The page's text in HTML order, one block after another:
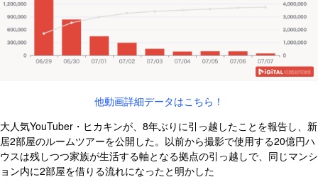
他動画詳細データはこちら！
大人気YouTuber・ヒカキンが、8年ぶりに引っ越したことを報告し、新
居2部屋のルームツアーを公開した。以前から撮影で使用する20億円ハ
ウスは残しつつ家族が生活する軸となる拠点の引っ越しで、同じマンシ
ョン内に2部屋を借りる流れになったと明かした